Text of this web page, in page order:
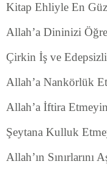
Kitap Ehliyle En
Allah’a Dininizi
Çirkin İş ve
Allah’a Nankörlük
Allah’a İftira Etmeyin
Şeytana Kulluk
Allah’ın Sınırlarını